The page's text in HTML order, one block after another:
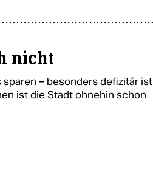
nicht
– besonders defizitär ist
ist die Stadt ohnehin schon